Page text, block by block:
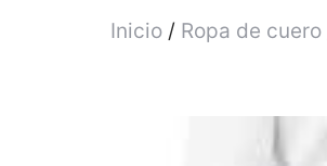
Inicio / Ropa de cuero